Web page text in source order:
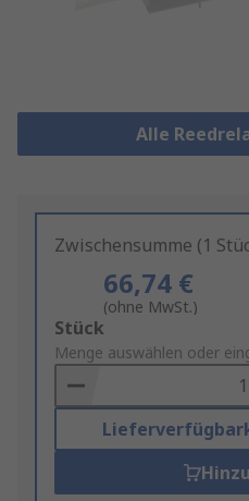
Alle
Zwischensumme (1
66,74 €
(ohne MwSt.)
Add
to
Basket
Stück
Menge auswählen oder